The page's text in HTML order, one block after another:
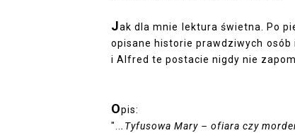
Jak dla mnie lektura świetna. Po
opisane historie prawdziwych
i Alfred te postacie nigdy nie
Opis:
"...Tyfusowa Mary – ofiara czy